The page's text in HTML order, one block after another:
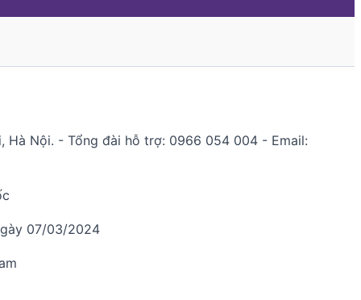
Hà Nội. - Tổng đài hỗ trợ: 0966 054 004 - Email:
07/03/2024